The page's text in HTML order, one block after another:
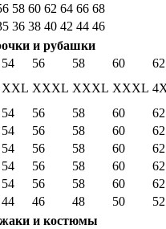
58 60 62 64 66 68
36 38 40 42 44 46
и рубашки
54 56 58 60
62
XXL XXXL XXXL XXXL
54 56 58 60
62
54 56 58 60
62
54 56 58 60
62
54 56 58 60
62
54 56 58 60
62
44 46 48 50
52
и костюмы